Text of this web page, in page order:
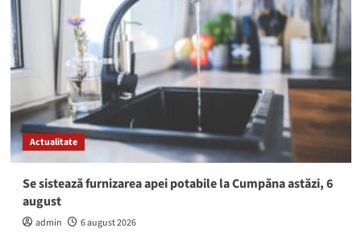
Actualitate
Se sistează furnizarea apei potabile la Cumpăna astăzi, 6
august
admin 6 august 2026